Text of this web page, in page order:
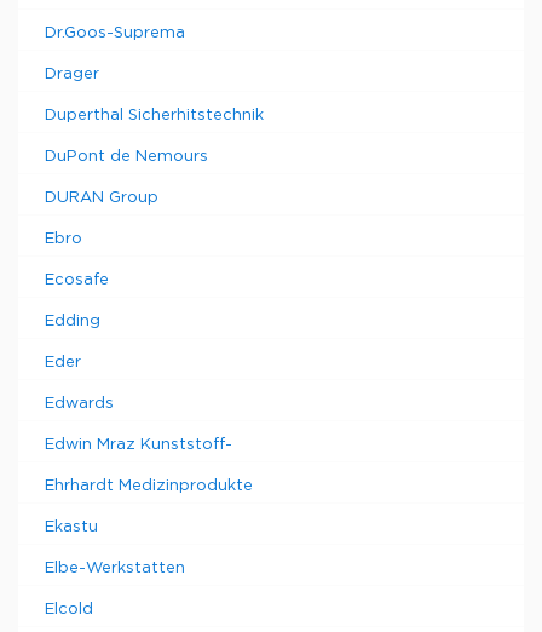
Dr.Goos-Suprema
Drager
Duperthal Sicherhitstechnik
DuPont de Nemours
DURAN Group
Ebro
Ecosafe
Edding
Eder
Edwards
Edwin Mraz Kunststoff-
Ehrhardt Medizinprodukte
Ekastu
Elbe-Werkstatten
Elcold